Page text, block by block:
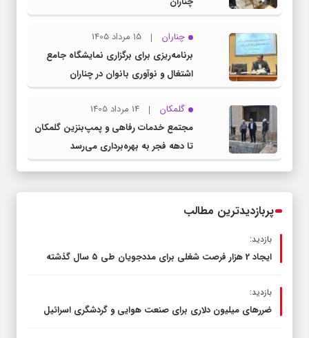
چناران
15 مرداد 1405
برنامه‌ریزی برای برگزاری نمایشگاه جامع
اشتغال و نوآوری بانوان در چناران
گلمکان
14 مرداد 1405
مجتمع خدمات رفاهی و پمپ‌بنزین گلمکان
تا دهه فجر به بهره‌برداری می‌رسد
پربازدیدترین مطالب
بازدید:
ایجاد 2 هزار فرصت شغلی برای مددجویان طی ۵ سال گذشته
بازدید:
ضررهای میلیون دلاری برای صنعت هوایی و گردشگری اسرائیل